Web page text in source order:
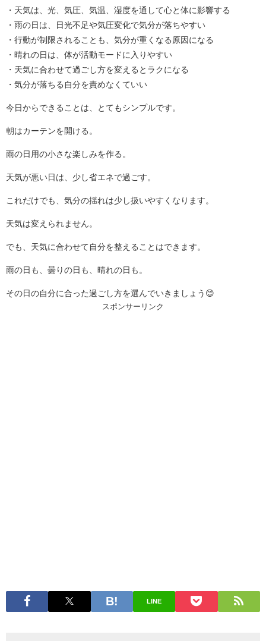
・天気は、光、気圧、気温、湿度を通して心と体に影響する
・雨の日は、日光不足や気圧変化で気分が落ちやすい
・行動が制限されることも、気分が重くなる原因になる
・晴れの日は、体が活動モードに入りやすい
・天気に合わせて過ごし方を変えるとラクになる
・気分が落ちる自分を責めなくていい
今日からできることは、とてもシンプルです。
朝はカーテンを開ける。
雨の日用の小さな楽しみを作る。
天気が悪い日は、少し省エネで過ごす。
これだけでも、気分の揺れは少し扱いやすくなります。
天気は変えられません。
でも、天気に合わせて自分を整えることはできます。
雨の日も、曇りの日も、晴れの日も。
その日の自分に合った過ごし方を選んでいきましょう😊
スポンサーリンク
LINE